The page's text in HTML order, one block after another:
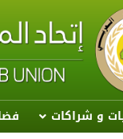
و شراكات